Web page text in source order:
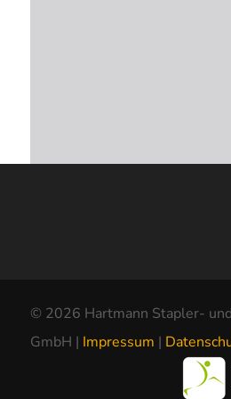
© 2026 Hartmann Stapler-
GmbH | Impressum |